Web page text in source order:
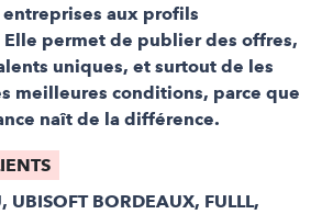
aux profils
permet de publier des offres,
uniques, et surtout de les
meilleures conditions, parce que
naît de la différence.
UBISOFT BORDEAUX, FULLL,